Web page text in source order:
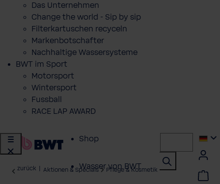
Das Unternehmen
Change the world - Sip by sip
Filterkartuschen recyceln
Markenbotschafter
Nachhaltige Wassersysteme
BWT im Sport
Motorsport
Wintersport
Fussball
RACE LAP AWARD
Shop
Wasser von BWT
zurück Aktionen & Specials Pflege & Kosmetik